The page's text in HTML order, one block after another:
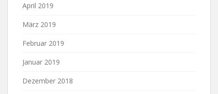
April 2019
März 2019
Februar 2019
Januar 2019
Dezember 2018